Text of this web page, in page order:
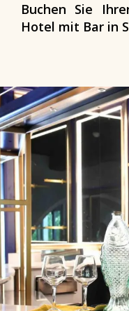
Buchen Sie
Hotel mit Bar in